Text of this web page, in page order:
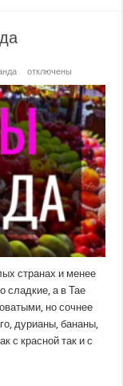
отключены
странах и менее
сладкие, а в Тае
но сочнее
дурианы, бананы,
с красной так и с